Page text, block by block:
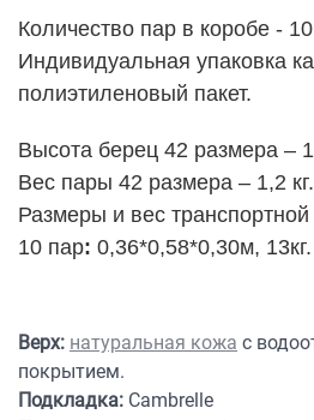
Количество пар в коробе - 10
Индивидуальная упаковка
полиэтиленовый пакет.
Высота берец 42 размера –
Вес пары 42 размера – 1,2 кг.
Размеры и вес
10 пар: 0,36*0,58*0,30м, 13кг.
Верх: натуральная кожа с
покрытием.
Подкладка: Cambrelle